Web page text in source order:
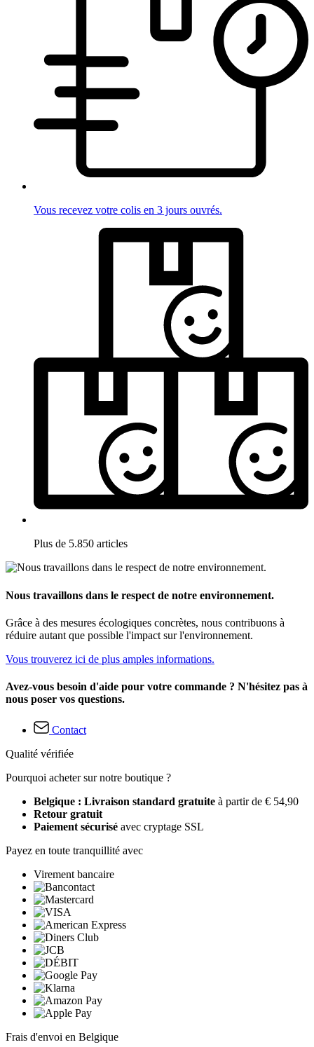
Vous recevez votre colis en 3 jours ouvrés.
Plus de 5.850 articles
Nous travaillons dans le respect de notre environnement.
Grâce à des mesures écologiques concrètes, nous contribuons à
réduire autant que possible l'impact sur l'environnement.
Vous trouverez ici de plus amples informations.
Avez-vous besoin d'aide pour votre commande ? N'hésitez pas à
nous poser vos questions.
Contact
Qualité vérifiée
Pourquoi acheter sur notre boutique ?
Belgique : Livraison standard gratuite à partir de € 54,90
Retour gratuit
Paiement sécurisé avec cryptage SSL
Payez en toute tranquillité avec
Virement bancaire
Frais d'envoi en Belgique